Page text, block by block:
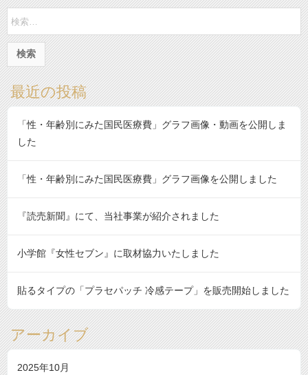
検
索:
最近の投稿
「性・年齢別にみた国民医療費」グラフ画像・動画を公開しま
した
「性・年齢別にみた国民医療費」グラフ画像を公開しました
『読売新聞』にて、当社事業が紹介されました
小学館『女性セブン』に取材協力いたしました
貼るタイプの「プラセパッチ 冷感テープ」を販売開始しました
アーカイブ
2025年10月